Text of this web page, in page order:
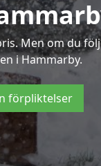
Men om du
i Hammarby.
förpliktelser